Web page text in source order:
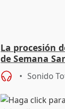
La procesión
de Semana
retoma "el
Sonido